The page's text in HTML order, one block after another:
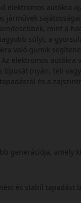
elektromos autókra
járművek
mint a
súlyt, a
való gumik
elektromos
(nyári, téli
és a
generációja, amely
és stabil tapadást